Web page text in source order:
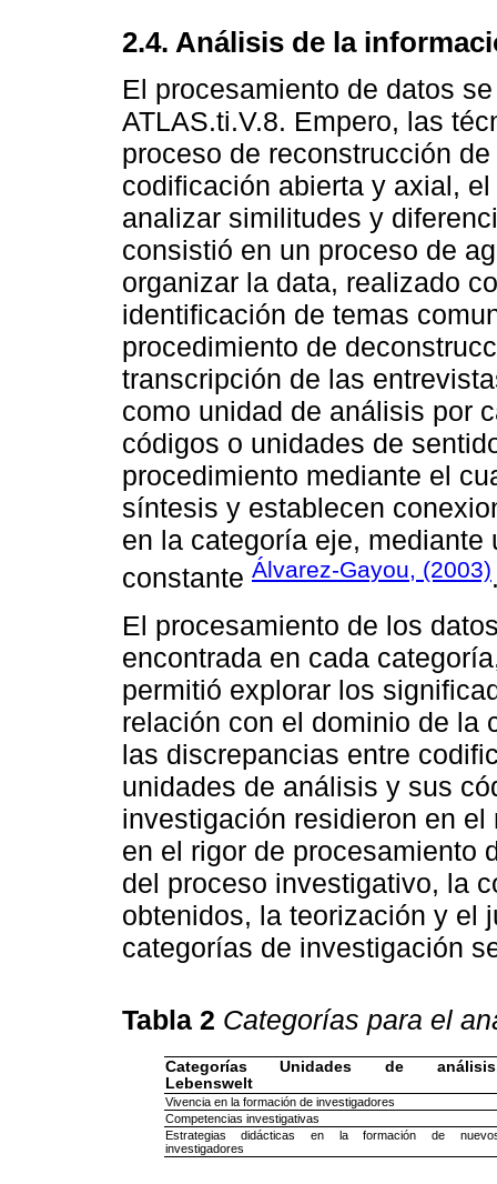
2.4. Análisis de la
El procesamiento de datos
ATLAS.ti.V.8. Empero, las
proceso de reconstrucción
codificación abierta y axial,
analizar similitudes y
consistió en un proceso de
organizar la data, realizado
identificación de temas
procedimiento de
transcripción de las
como unidad de análisis por
códigos o unidades de
procedimiento mediante el
síntesis y establecen
en la categoría eje,
constante Álvarez-Gayou, (2003)
El procesamiento de los
encontrada en cada
permitió explorar los
relación con el dominio de la
las discrepancias entre
unidades de análisis y sus
investigación residieron en
en el rigor de procesamiento
del proceso investigativo, la
obtenidos, la teorización y el
categorías de investigación
Tabla 2 Categorías para el
Categorías Unidades de
Lebenswelt
Vivencia en la formación de investigadores
Competencias investigativas
Estrategias didácticas en la formación de
investigadores